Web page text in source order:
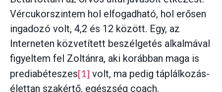
Vércukorszintem hol elfogadható, hol erősen
ingadozó volt, 4,2 és 12 között. Egy, az
Interneten közvetített beszélgetés alkalmával
figyeltem fel Zoltánra, aki korábban maga is
prediabéteszes[1] volt, ma pedig táplálkozás-
élettan szakértő, egészség coach.